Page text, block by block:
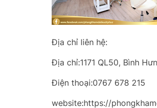
Địa chỉ liên hệ:
Địa chỉ:1171 QL50, Bình
Điện thoại:0767 678 215
website:https://